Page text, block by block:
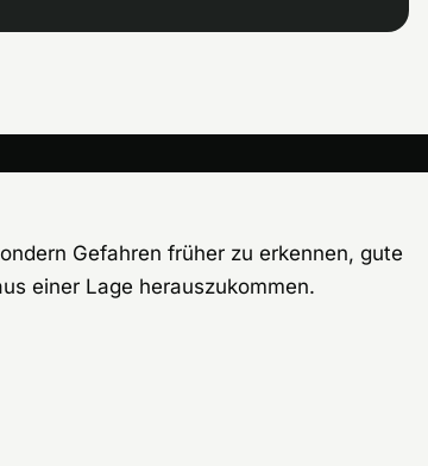
Gefahren früher zu erkennen, gute
einer Lage herauszukommen.